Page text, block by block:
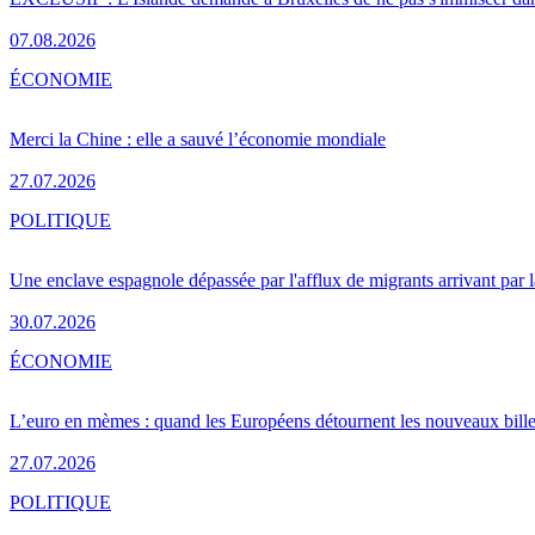
07.08.2026
Merci la Chine : elle a sauvé l’économie mondiale
27.07.2026
ÉCONOMIE
Une enclave espagnole dépassée par l'afflux de migrants arrivant par
30.07.2026
POLITIQUE
L’euro en mèmes : quand les Européens détournent les nouveaux
27.07.2026
ÉCONOMIE
POLITIQUE